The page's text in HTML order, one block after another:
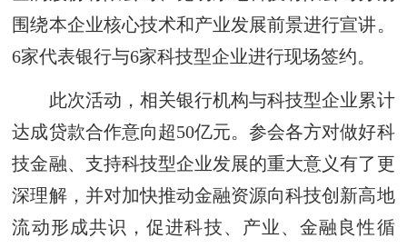
围绕本企业核心技术和产业发展前景进行宣讲。
6家代表银行与6家科技型企业进行现场签约。
此次活动，相关银行机构与科技型企业累计
达成贷款合作意向超50亿元。参会各方对做好科
技金融、支持科技型企业发展的重大意义有了更
深理解，并对加快推动金融资源向科技创新高地
流动形成共识，促进科技、产业、金融良性循